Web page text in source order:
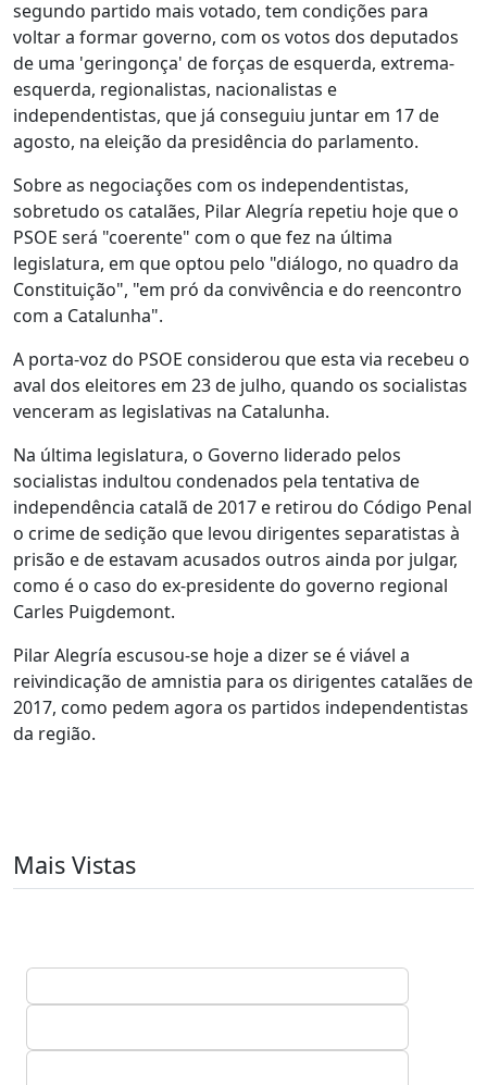
segundo partido mais votado, tem condições para
voltar a formar governo, com os votos dos deputados
de uma 'geringonça' de forças de esquerda, extrema-
esquerda, regionalistas, nacionalistas e
independentistas, que já conseguiu juntar em 17 de
agosto, na eleição da presidência do parlamento.
Sobre as negociações com os independentistas,
sobretudo os catalães, Pilar Alegría repetiu hoje que o
PSOE será "coerente" com o que fez na última
legislatura, em que optou pelo "diálogo, no quadro da
Constituição", "em pró da convivência e do reencontro
com a Catalunha".
A porta-voz do PSOE considerou que esta via recebeu o
aval dos eleitores em 23 de julho, quando os socialistas
venceram as legislativas na Catalunha.
Na última legislatura, o Governo liderado pelos
socialistas indultou condenados pela tentativa de
independência catalã de 2017 e retirou do Código Penal
o crime de sedição que levou dirigentes separatistas à
prisão e de estavam acusados outros ainda por julgar,
como é o caso do ex-presidente do governo regional
Carles Puigdemont.
Pilar Alegría escusou-se hoje a dizer se é viável a
reivindicação de amnistia para os dirigentes catalães de
2017, como pedem agora os partidos independentistas
da região.
Mais Vistas